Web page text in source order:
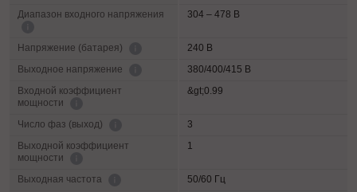
Диапазон входного напряжения
304 – 478 В
Напряжение (батарея)
240 В
Выходное напряжение
380/400/415 В
Входной коэффициент
мощности
&gt;0.99
Число фаз (выход)
3
Выходной коэффициент
мощности
1
Выходная частота
50/60 Гц